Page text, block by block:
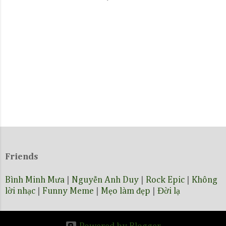
Friends
Bình Minh Mưa Nguyễn Anh Duy Rock Epic
Không
lời nhạc
Funny Meme Mẹo làm đẹp Đời lạ